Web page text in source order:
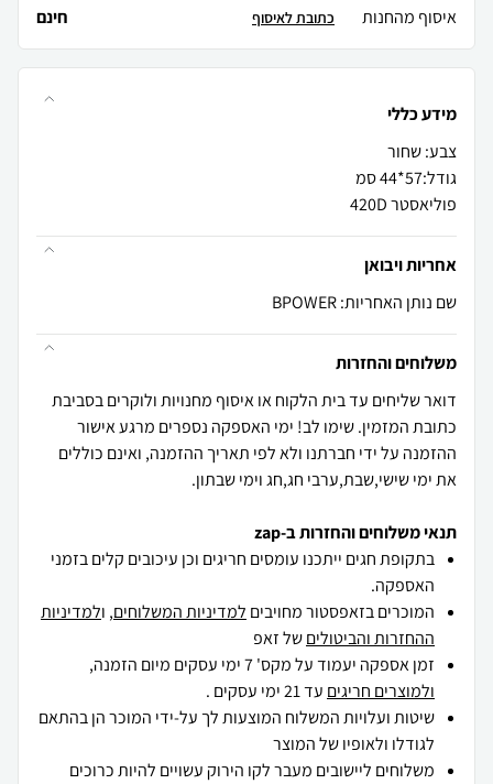
איסוף מהחנות
חינם כתובת לאיסוף
מידע כללי
פוליאסטר 420D
אחריות ויבואן
שם נותן האחריות: BPOWER
משלוחים והחזרות
דואר שליחים עד בית הלקוח או איסוף מחנויות ולוקרים בסביבת
כתובת המזמין. שימו לב! ימי האספקה נספרים מרגע אישור
ההזמנה על ידי חברתנו ולא לפי תאריך ההזמנה, ואינם כוללים
את ימי שישי,שבת,ערבי חג,חג וימי שבתון.
תנאי משלוחים והחזרות ב-zap
בתקופת חגים ייתכנו עומסים חריגים וכן עיכובים קלים בזמני
האספקה.
המוכרים בזאפסטור מחויבים למדיניות המשלוחים, ולמדיניות
ההחזרות והביטוליםשל זאפ
זמן אספקה יעמוד על מקס' 7 ימי עסקים מיום הזמנה,
ולמוצרים חריגים עד 21 ימי עסקים .
שיטות ועלויות המשלוח המוצעות לך על-ידי המוכר הן בהתאם
לגודלו ולאופיו של המוצר
משלוחים ליישובים מעבר לקו הירוק עשויים להיות כרוכים